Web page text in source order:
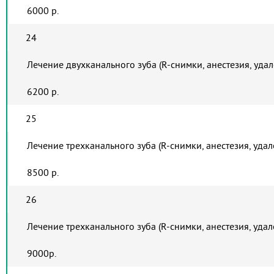
6000 р.
24
Лечение двухканального зуба (R-снимки, анестезия,
6200 р.
25
Лечение трехканального зуба (R-снимки, анестезия,
8500 р.
26
Лечение трехканального зуба (R-снимки, анестезия,
9000р.